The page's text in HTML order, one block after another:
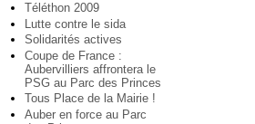
Téléthon 2009
Lutte contre le sida
Solidarités actives
Coupe de France :
Aubervilliers affrontera le
PSG au Parc des Princes
Tous Place de la Mairie !
Auber en force au Parc